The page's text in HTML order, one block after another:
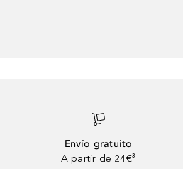
Envío gratuito
A partir de 24€³